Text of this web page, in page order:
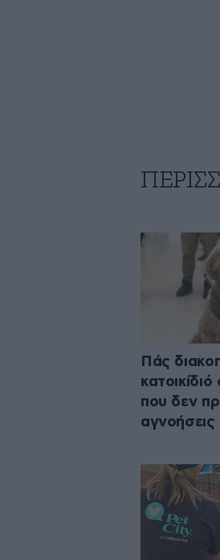
Πάς
που δεν
αγνοήσεις